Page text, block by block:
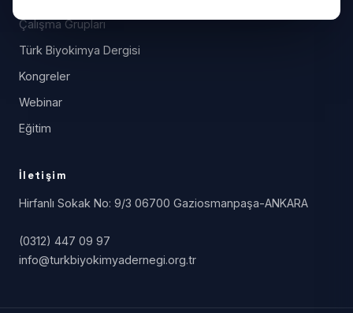
Çalışma Grupları
Türk Biyokimya Dergisi
Kongreler
Webinar
Eğitim
İletişim
Hirfanlı Sokak No: 9/3 06700 Gaziosmanpaşa-ANKARA
(0312) 447 09 97
info@turkbiyokimyadernegi.org.tr